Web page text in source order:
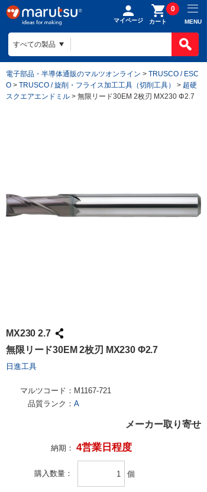
マイページ カート
0
MENU
電子部品・半導体通販のマルツオンライン > TRUSCO / ESC
O > TRUSCO / 旋削・フライス加工工具（切削工具） > 超硬
スクエアエンドミル > 無限リード30EM 2枚刃 MX230 Φ2.7
MX230 2.7
無限リード30EM 2枚刃 MX230 Φ2.7
日進工具
マルツコード： M1167-721
品質ランク： A
メーカー取り寄せ
納期： 4営業日程度
購入数量 個